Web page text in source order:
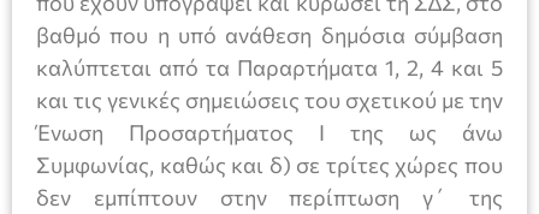
βαθµό που η υπό ανάθεση δηµόσια σύµβαση
καλύπτεται από τα Παραρτήματα 1, 2, 4 και 5
και τις γενικές σηµειώσεις του σχετικού µε την
Ένωση Προσαρτήµατος I της ως άνω
Συμφωνίας, καθώς και δ) σε τρίτες χώρες που
δεν εμπίπτουν στην περίπτωση γ΄ της